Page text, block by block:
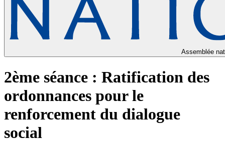
Assemblée
2ème séance : Ratification des
ordonnances pour le
renforcement du dialogue
social